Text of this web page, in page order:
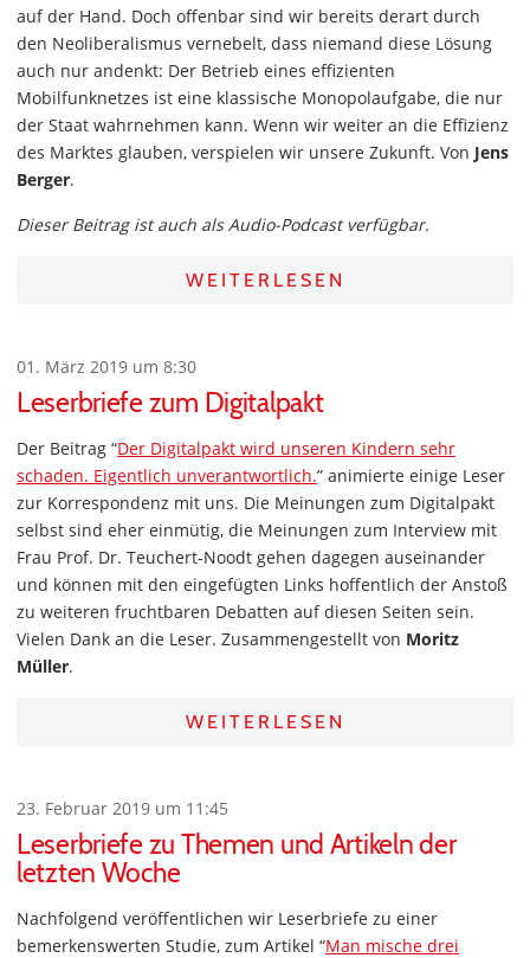
auf der Hand. Doch offenbar sind wir bereits derart durch
den Neoliberalismus vernebelt, dass niemand diese Lösung
auch nur andenkt: Der Betrieb eines effizienten
Mobilfunknetzes ist eine klassische Monopolaufgabe, die nur
der Staat wahrnehmen kann. Wenn wir weiter an die Effizienz
des Marktes glauben, verspielen wir unsere Zukunft. Von Jens
Berger.
Dieser Beitrag ist auch als Audio-Podcast verfügbar.
WEITERLESEN
01. März 2019 um 8:30
Leserbriefe zum Digitalpakt
Der Beitrag “Der Digitalpakt wird unseren Kindern sehr
schaden. Eigentlich unverantwortlich.” animierte einige Leser
zur Korrespondenz mit uns. Die Meinungen zum Digitalpakt
selbst sind eher einmütig, die Meinungen zum Interview mit
Frau Prof. Dr. Teuchert-Noodt gehen dagegen auseinander
und können mit den eingefügten Links hoffentlich der Anstoß
zu weiteren fruchtbaren Debatten auf diesen Seiten sein.
Vielen Dank an die Leser. Zusammengestellt von Moritz
Müller.
WEITERLESEN
23. Februar 2019 um 11:45
Leserbriefe zu Themen und Artikeln der
letzten Woche
Nachfolgend veröffentlichen wir Leserbriefe zu einer
bemerkenswerten Studie, zum Artikel “Man mische drei